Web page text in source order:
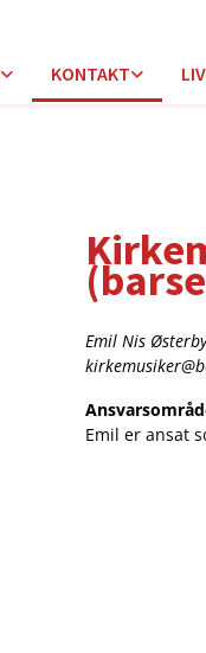
KONTAKT
Emil Nis Østerby
Emil er ansat